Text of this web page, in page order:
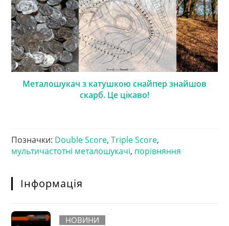
Металошукач з катушкою снайпер знайшов
скарб. Це цікаво!
Позначки: Double Score, Triple Score,
мультичастотні металошукачі, порівняння
Інформація
НОВИНИ